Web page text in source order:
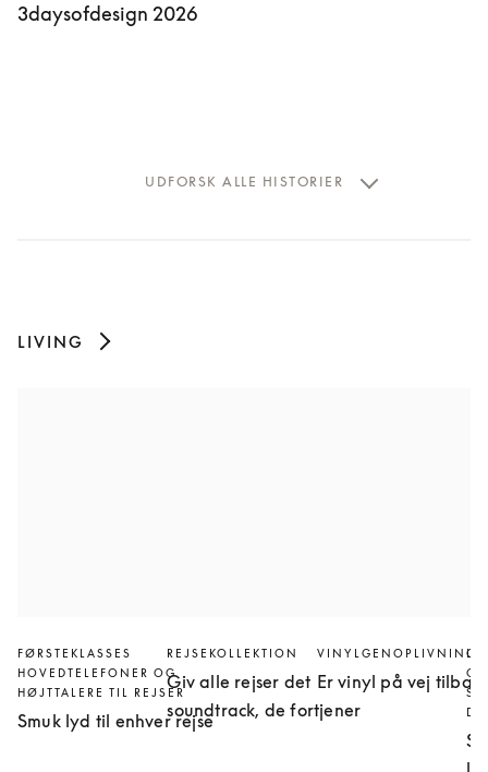
3daysofdesign 2026
UDFORSK ALLE HISTORIER
LIVING
FØRSTEKLASSES
HOVEDTELEFONER OG
HØJTTALERE TIL REJSER
Smuk lyd til enhver rejse
REJSEKOLLEKTION
Giv alle rejser det
soundtrack, de fortjener
Er vinyl på vej